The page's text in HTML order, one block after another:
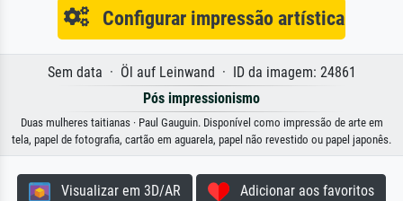
Configurar impressão artística
Sem data · Öl auf Leinwand · ID da imagem: 24861
Pós impressionismo
Duas mulheres taitianas · Paul Gauguin. Disponível como impressão de arte em
tela, papel de fotografia, cartão em aguarela, papel não revestido ou papel japonês.
Visualizar em 3D/AR Adicionar aos favoritos